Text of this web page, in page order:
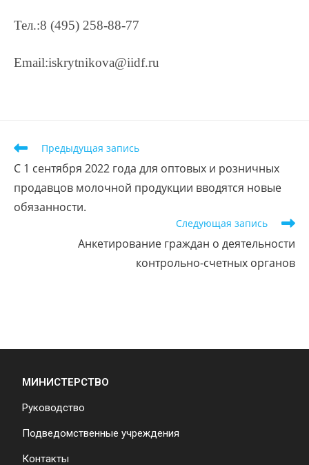
Тел.:8 (495) 258-88-77
Email:iskrytnikova@iidf.ru
Предыдущая запись
С 1 сентября 2022 года для оптовых и розничных
продавцов молочной продукции вводятся новые
обязанности.
Следующая запись
Анкетирование граждан о деятельности
контрольно-счетных органов
МИНИСТЕРСТВО
Руководство
Подведомственные учреждения
Контакты